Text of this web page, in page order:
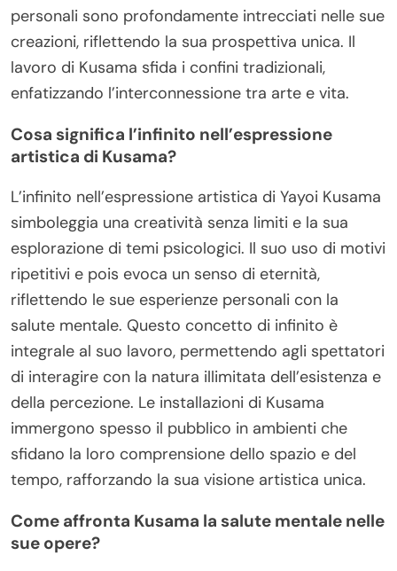
personali sono profondamente intrecciati nelle sue
creazioni, riflettendo la sua prospettiva unica. Il
lavoro di Kusama sfida i confini tradizionali,
enfatizzando l’interconnessione tra arte e vita.
Cosa significa l’infinito nell’espressione
artistica di Kusama?
L’infinito nell’espressione artistica di Yayoi Kusama
simboleggia una creatività senza limiti e la sua
esplorazione di temi psicologici. Il suo uso di motivi
ripetitivi e pois evoca un senso di eternità,
riflettendo le sue esperienze personali con la
salute mentale. Questo concetto di infinito è
integrale al suo lavoro, permettendo agli spettatori
di interagire con la natura illimitata dell’esistenza e
della percezione. Le installazioni di Kusama
immergono spesso il pubblico in ambienti che
sfidano la loro comprensione dello spazio e del
tempo, rafforzando la sua visione artistica unica.
Come affronta Kusama la salute mentale nelle
sue opere?